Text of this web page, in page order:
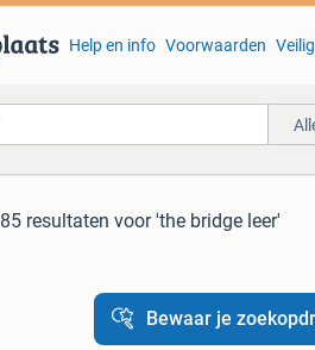
Help en info Voorwaarden
85 resultaten voor 'the bridge leer'
Bewaar je